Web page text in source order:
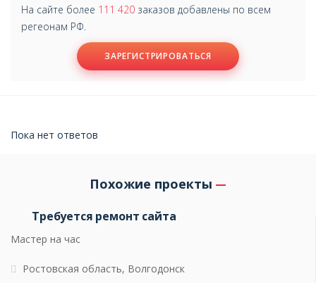
На сайте более 111 420 заказов добавлены по всем
регеонам РФ.
ЗАРЕГИСТРИРОВАТЬСЯ
Пока нет ответов
Похожие проекты
Требуется ремонт сайта
Мастер на час
Ростовская область, Волгодонск